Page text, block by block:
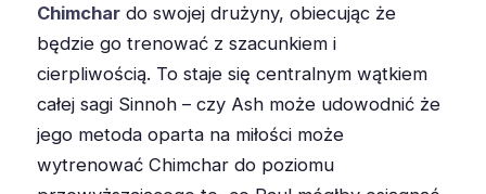
Chimchar do swojej drużyny, obiecując że
będzie go trenować z szacunkiem i
cierpliwością. To staje się centralnym wątkiem
całej sagi Sinnoh – czy Ash może udowodnić że
jego metoda oparta na miłości może
wytrenować Chimchar do poziomu